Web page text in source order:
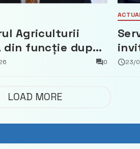
Agriculturii
din funcție după
că a făcut
0
un
23/
LOAD MORE